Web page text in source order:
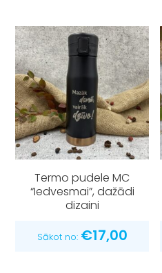
Termo pudele MC
“Iedvesmai”, dažādi
dizaini
Sākot no: €17,00